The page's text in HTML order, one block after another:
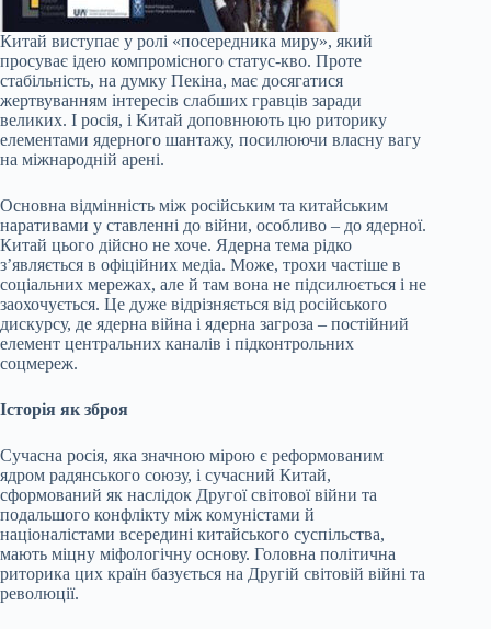
Китай виступає у ролі «посередника миру», який
просуває ідею компромісного статус-кво. Проте
стабільність, на думку Пекіна, має досягатися
жертвуванням інтересів слабших гравців заради
великих. І росія, і Китай доповнюють цю риторику
елементами ядерного шантажу, посилюючи власну вагу
на міжнародній арені.
Основна відмінність між російським та китайським
наративами у ставленні до війни, особливо – до ядерної.
Китай цього дійсно не хоче. Ядерна тема рідко
з’являється в офіційних медіа. Може, трохи частіше в
соціальних мережах, але й там вона не підсилюється і не
заохочується. Це дуже відрізняється від російського
дискурсу, де ядерна війна і ядерна загроза – постійний
елемент центральних каналів і підконтрольних
соцмереж.
Історія як зброя
Сучасна росія, яка значною мірою є реформованим
ядром радянського союзу, і сучасний Китай,
сформований як наслідок Другої світової війни та
подальшого конфлікту між комуністами й
націоналістами всередині китайського суспільства,
мають міцну міфологічну основу. Головна політична
риторика цих країн базується на Другій світовій війні та
революції.